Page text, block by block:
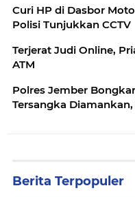
Curi HP di Dasbor
Polisi Tunjukkan CCTV
Terjerat Judi Online,
ATM
Polres Jember
Tersangka
Berita Terpopuler